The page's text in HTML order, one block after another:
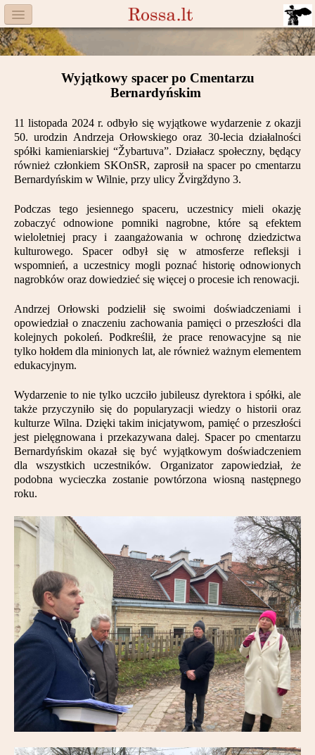
Menu
Facebook
Aktualności
Książka
Moneta
Cegiełki
Rossa
Trasy
Partnerzy
Kontakt
Wyjątkowy spacer po Cmentarzu
Bernardyńskim
11 listopada 2024 r. odbyło się wyjątkowe wydarzenie z okazji
50. urodzin Andrzeja Orłowskiego oraz 30-lecia działalności
spółki kamieniarskiej “Žybartuva”. Działacz społeczny, będący
również członkiem SKOnSR, zaprosił na spacer po cmentarzu
Bernardyńskim w Wilnie, przy ulicy Žvirgždyno 3.
Podczas tego jesiennego spaceru, uczestnicy mieli okazję
zobaczyć odnowione pomniki nagrobne, które są efektem
wieloletniej pracy i zaangażowania w ochronę dziedzictwa
kulturowego. Spacer odbył się w atmosferze refleksji i
wspomnień, a uczestnicy mogli poznać historię odnowionych
nagrobków oraz dowiedzieć się więcej o procesie ich renowacji.
Andrzej Orłowski podzielił się swoimi doświadczeniami i
opowiedział o znaczeniu zachowania pamięci o przeszłości dla
kolejnych pokoleń. Podkreślił, że prace renowacyjne są nie
tylko hołdem dla minionych lat, ale również ważnym elementem
edukacyjnym.
Wydarzenie to nie tylko uczciło jubileusz dyrektora i spółki, ale
także przyczyniło się do popularyzacji wiedzy o historii oraz
kulturze Wilna. Dzięki takim inicjatywom, pamięć o przeszłości
jest pielęgnowana i przekazywana dalej. Spacer po cmentarzu
Bernardyńskim okazał się być wyjątkowym doświadczeniem
dla wszystkich uczestników. Organizator zapowiedział, że
podobna wycieczka zostanie powtórzona wiosną następnego
roku.